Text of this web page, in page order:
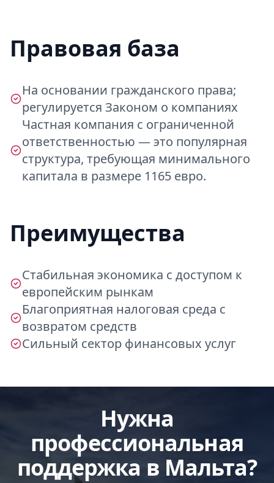
Правовая база
На основании гражданского права;
регулируется Законом о компаниях
Частная компания с ограниченной
ответственностью — это популярная
структура, требующая минимального
капитала в размере 1165 евро.
Преимущества
Стабильная экономика с доступом к
европейским рынкам
Благоприятная налоговая среда с
возвратом средств
Сильный сектор финансовых услуг
Нужна
профессиональная
поддержка в Мальта?